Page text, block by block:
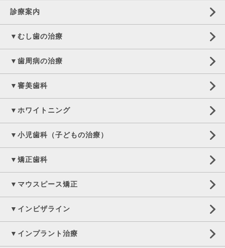
診療案内
▼むし歯の治療
▼歯周病の治療
▼審美歯科
▼ホワイトニング
▼小児歯科（子どもの治療）
▼矯正歯科
▼マウスピース矯正
▼インビザライン
▼インプラント治療